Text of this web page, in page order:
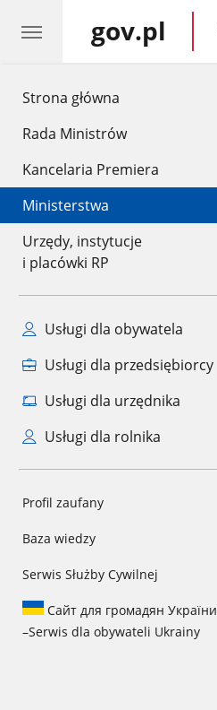
Strona główna
Rada Ministrów
Kancelaria Premiera
Ministerstwa
Urzędy, instytucje
i placówki RP
Usługi dla obywatela
Usługi dla przedsiębiorcy
Usługi dla urzędnika
Usługi dla rolnika
Profil zaufany
Baza wiedzy
Serwis Służby Cywilnej
Сайт для громадян України
–Serwis dla obywateli Ukrainy
gov.pl